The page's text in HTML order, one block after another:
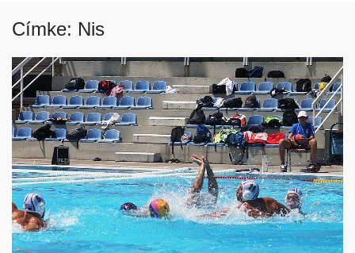
Címke: Nis